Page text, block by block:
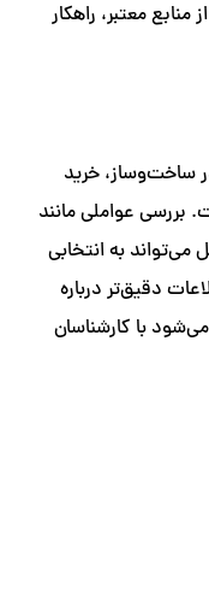
معتبر، راهکار
ساخت‌وساز، خرید
عواملی مانند
به انتخابی
دقیق‌تر درباره
با کارشناسان